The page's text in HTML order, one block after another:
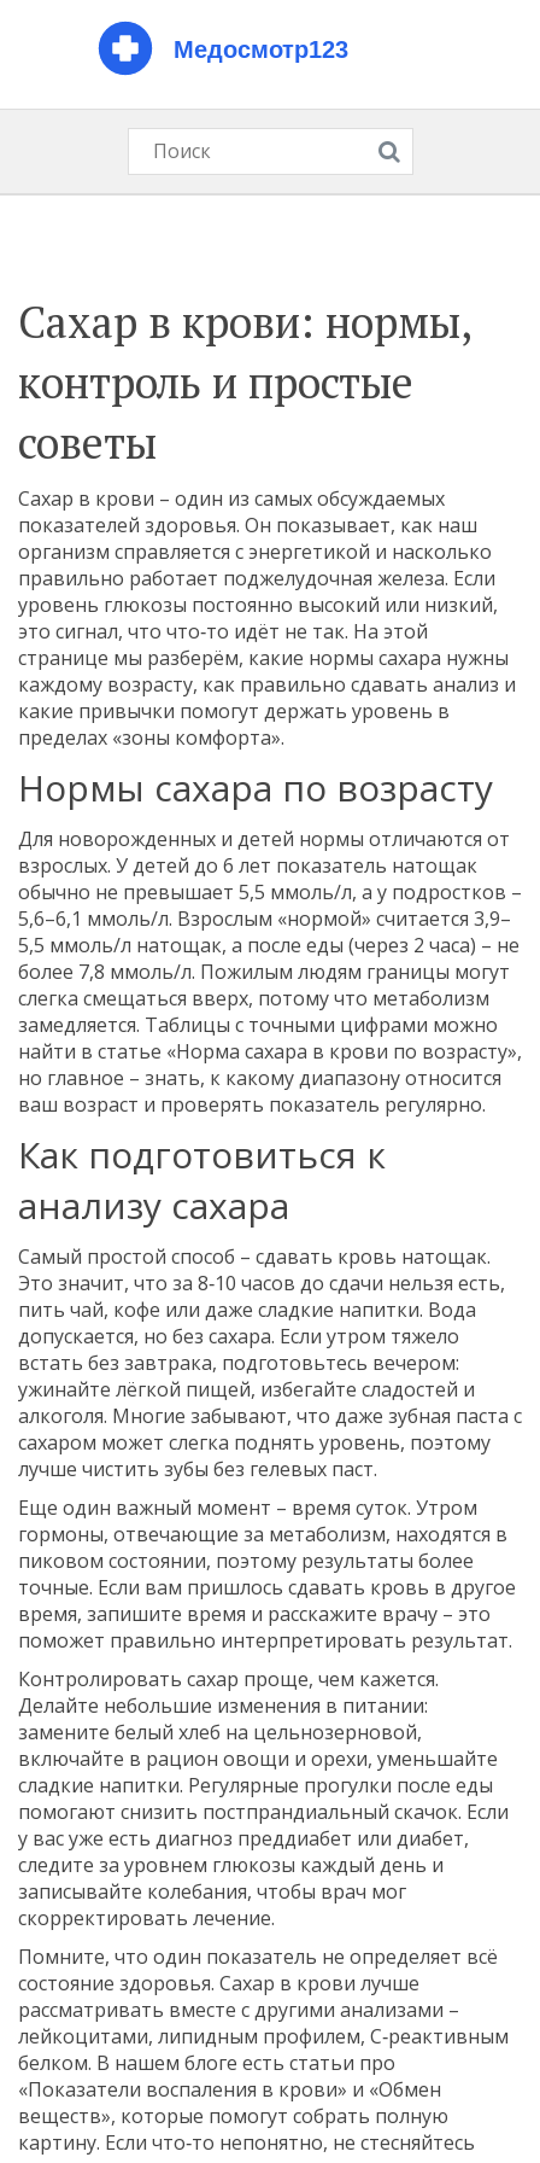
Сахар в крови: нормы,
контроль и простые
советы
Сахар в крови – один из самых обсуждаемых
показателей здоровья. Он показывает, как наш
организм справляется с энергетикой и насколько
правильно работает поджелудочная железа. Если
уровень глюкозы постоянно высокий или низкий,
это сигнал, что что‑то идёт не так. На этой
странице мы разберём, какие нормы сахара нужны
каждому возрасту, как правильно сдавать анализ и
какие привычки помогут держать уровень в
пределах «зоны комфорта».
Нормы сахара по возрасту
Для новорожденных и детей нормы отличаются от
взрослых. У детей до 6 лет показатель натощак
обычно не превышает 5,5 ммоль/л, а у подростков –
5,6–6,1 ммоль/л. Взрослым «нормой» считается 3,9–
5,5 ммоль/л натощак, а после еды (через 2 часа) – не
более 7,8 ммоль/л. Пожилым людям границы могут
слегка смещаться вверх, потому что метаболизм
замедляется. Таблицы с точными цифрами можно
найти в статье «Норма сахара в крови по возрасту»,
но главное – знать, к какому диапазону относится
ваш возраст и проверять показатель регулярно.
Как подготовиться к
анализу сахара
Самый простой способ – сдавать кровь натощак.
Это значит, что за 8‑10 часов до сдачи нельзя есть,
пить чай, кофе или даже сладкие напитки. Вода
допускается, но без сахара. Если утром тяжело
встать без завтрака, подготовьтесь вечером:
ужинайте лёгкой пищей, избегайте сладостей и
алкоголя. Многие забывают, что даже зубная паста с
сахаром может слегка поднять уровень, поэтому
лучше чистить зубы без гелевых паст.
Еще один важный момент – время суток. Утром
гормоны, отвечающие за метаболизм, находятся в
пиковом состоянии, поэтому результаты более
точные. Если вам пришлось сдавать кровь в другое
время, запишите время и расскажите врачу – это
поможет правильно интерпретировать результат.
Контролировать сахар проще, чем кажется.
Делайте небольшие изменения в питании:
замените белый хлеб на цельнозерновой,
включайте в рацион овощи и орехи, уменьшайте
сладкие напитки. Регулярные прогулки после еды
помогают снизить постпрандиальный скачок. Если
у вас уже есть диагноз преддиабет или диабет,
следите за уровнем глюкозы каждый день и
записывайте колебания, чтобы врач мог
скорректировать лечение.
Помните, что один показатель не определяет всё
состояние здоровья. Сахар в крови лучше
рассматривать вместе с другими анализами –
лейкоцитами, липидным профилем, С‑реактивным
белком. В нашем блоге есть статьи про
«Показатели воспаления в крови» и «Обмен
веществ», которые помогут собрать полную
картину. Если что‑то непонятно, не стесняйтесь